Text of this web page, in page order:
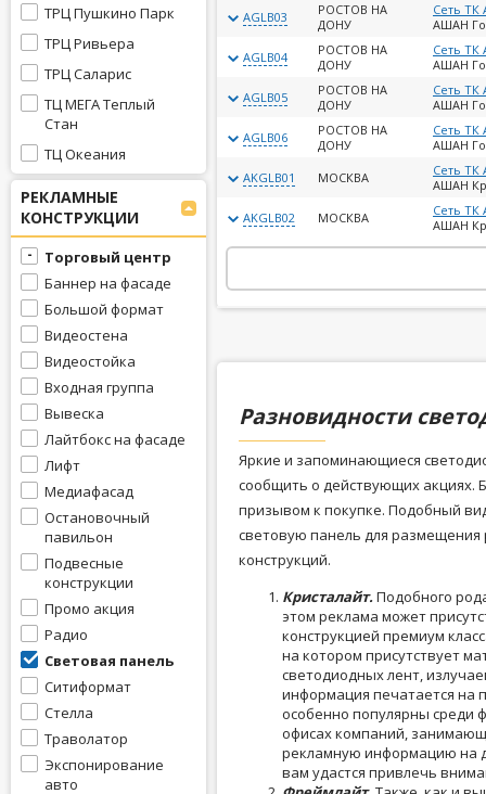
ТРЦ Пушкино Парк
ТРЦ Ривьера
ТРЦ Саларис
ТЦ МЕГА Теплый
Стан
ТЦ Океания
РЕКЛАМНЫЕ
КОНСТРУКЦИИ
Торговый центр
Баннер на фасаде
Большой формат
Видеостена
Видеостойка
Входная группа
Вывеска
Лайтбокс на фасаде
Лифт
Медиафасад
Остановочный
павильон
Подвесные
конструкции
Промо акция
Радио
Световая панель
Ситиформат
Стелла
Траволатор
Экспонирование
авто
AGLB03
РОСТОВ НА
ДОНУ
Сеть
АШАН
AGLB04
РОСТОВ НА
ДОНУ
Сеть
АШАН
AGLB05
РОСТОВ НА
ДОНУ
Сеть
АШАН
AGLB06
РОСТОВ НА
ДОНУ
Сеть
АШАН
AKGLB01
МОСКВА
Сеть
АШАН
AKGLB02
МОСКВА
Сеть
АШАН
Разновидности
Яркие и запоминающиеся
сообщить о действующих акциях.
призывом к покупке. Подобный
световую панель для
конструкций.
Кристалайт.Подобного
этом реклама может
конструкцией премиум
на котором присутствует
светодиодных лент,
информация печатается на
особенно популярны среди
офисах компаний,
рекламную информацию на
вам удастся привлечь